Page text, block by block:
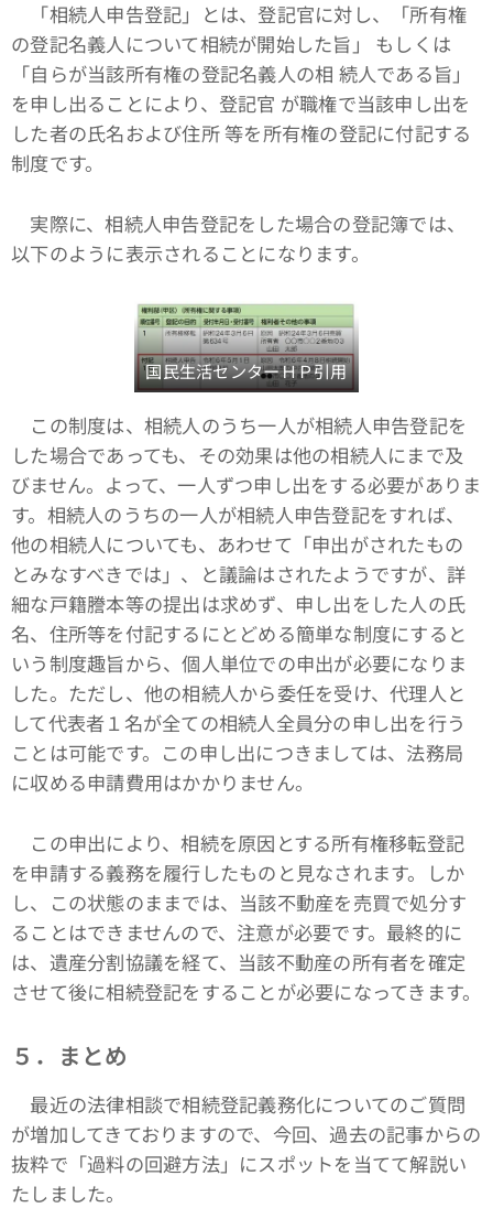
「相続人申告登記」とは、登記官に対し、「所有権
の登記名義人について相続が開始した旨」 もしくは
「自らが当該所有権の登記名義人の相 続人である旨」
を申し出ることにより、登記官 が職権で当該申し出を
した者の氏名および住所 等を所有権の登記に付記する
制度です。
実際に、相続人申告登記をした場合の登記簿では、
以下のように表示されることになります。
国民生活センターＨＰ引用
この制度は、相続人のうち一人が相続人申告登記を
した場合であっても、その効果は他の相続人にまで及
びません。よって、一人ずつ申し出をする必要がありま
す。相続人のうちの一人が相続人申告登記をすれば、
他の相続人についても、あわせて「申出がされたもの
とみなすべきでは」、と議論はされたようですが、詳
細な戸籍謄本等の提出は求めず、申し出をした人の氏
名、住所等を付記するにとどめる簡単な制度にすると
いう制度趣旨から、個人単位での申出が必要になりま
した。ただし、他の相続人から委任を受け、代理人と
して代表者１名が全ての相続人全員分の申し出を行う
ことは可能です。この申し出につきましては、法務局
に収める申請費用はかかりません。
この申出により、相続を原因とする所有権移転登記
を申請する義務を履行したものと見なされます。しか
し、この状態のままでは、当該不動産を売買で処分す
ることはできませんので、注意が必要です。最終的に
は、遺産分割協議を経て、当該不動産の所有者を確定
させて後に相続登記をすることが必要になってきます。
５．まとめ
最近の法律相談で相続登記義務化についてのご質問
が増加してきておりますので、今回、過去の記事からの
抜粋で「過料の回避方法」にスポットを当てて解説い
たしました。